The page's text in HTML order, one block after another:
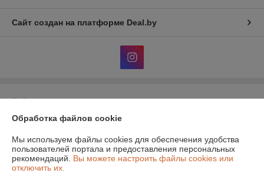
Сайт создан на платформе Deal.by
Информация для покупателя
Юридическое лицо:Общество с дополнительной отвественностью
220131, г. Минск, 1й Измайловский пер, 51, ком.1
Регистрационный номер ЕГР: 190516319
Обработка файлов cookie
Мы используем файлы cookies для обеспечения удобства
пользователей портала и предоставления персональных
рекомендаций. Вы можете настроить файлы cookies или
отключить их.